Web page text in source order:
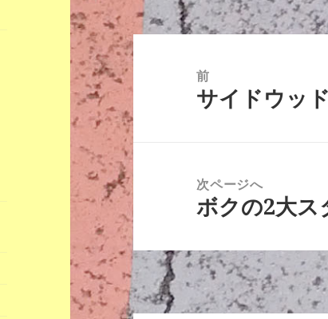
投
ナ
ビ
ョ
前
前
サイドウッ
次ページへ
次
投
稿:
ボクの2大ス